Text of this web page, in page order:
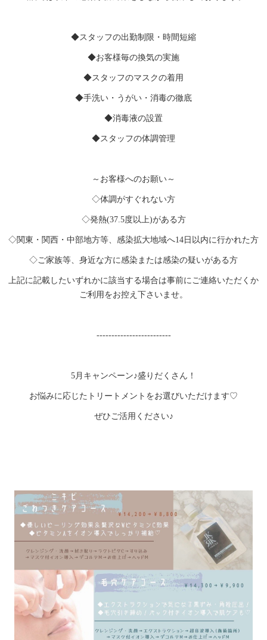
◆スタッフの出勤制限・時間短縮
◆お客様毎の換気の実施
◆スタッフのマスクの着用
◆手洗い・うがい・消毒の徹底
◆消毒液の設置
◆スタッフの体調管理
～お客様へのお願い～
◇体調がすぐれない方
◇発熱(37.5度以上)がある方
◇関東・関西・中部地方等、感染拡大地域へ14日以内に行かれた方
◇ご家族等、身近な方に感染または感染の疑いがある方
上記に記載したいずれかに該当する場合は事前にご連絡いただくか
ご利用をお控え下さいませ。
-------------------------
5月キャンペーン♪盛りだくさん！
お悩みに応じたトリートメントをお選びいただけます♡
ぜひご活用ください♪